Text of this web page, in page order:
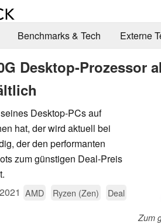
Benchmarks & Tech Externe
Desktop-Prozessor
Zum
Desktop-PCs auf
hat, der wird aktuell bei
der den performanten
zum günstigen Deal-Preis
AMD Ryzen (Zen)
Deal